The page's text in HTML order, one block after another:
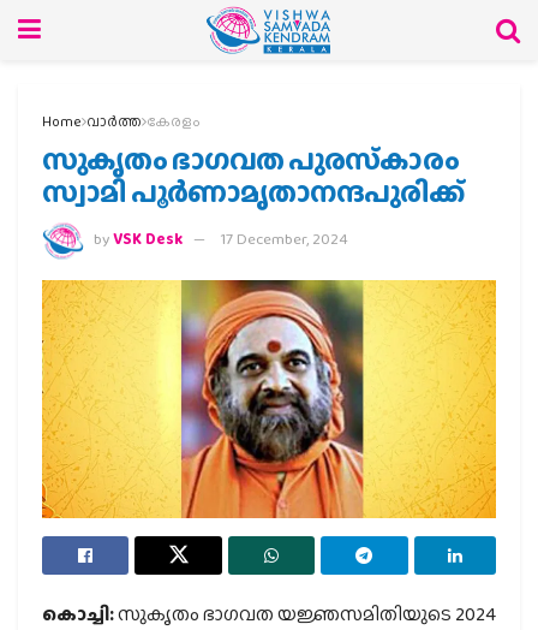
Home വാര്‍ത്ത കേരളം
സുകൃതം ഭാഗവത പുരസ്‌കാരം
സ്വാമി പൂര്‍ണാമൃതാനന്ദപുരിക്ക്
byVSK Desk 17 December, 2024
കൊച്ചി:സുകൃതം ഭാഗവത യജ്ഞസമിതിയുടെ 2024